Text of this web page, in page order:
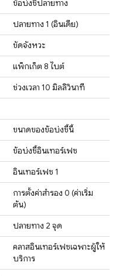
ข้อบ่งชี้ปลายทาง
ปลายทาง 1 (อินเดีย)
ขัดจังหวะ
แพ็กเก็ต 8 ไบต์
ช่วงเวลา 10 มิลลิวินาที
ขนาดของข้อบ่งชี้นี้
ข้อบ่งชี้อินเทอร์เฟซ
อินเทอร์เฟซ 1
การตั้งค่าสำรอง 0 (ค่าเริ่ม
ต้น)
ปลายทาง 2 จุด
คลาสอินเทอร์เฟซเฉพาะผู้ให้
บริการ